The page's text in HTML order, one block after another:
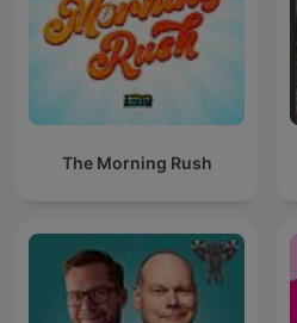
The Morning Rush